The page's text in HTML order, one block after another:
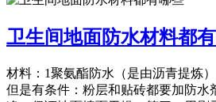
卫生间地面防水材料都
材料：1聚氨酯防水（是由沥青提炼
但是有条件：粉层和贴砖都要加防